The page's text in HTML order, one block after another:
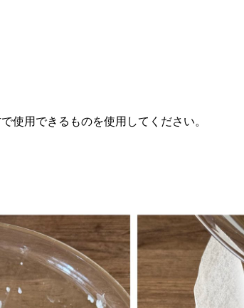
使用できるものを使用してください。